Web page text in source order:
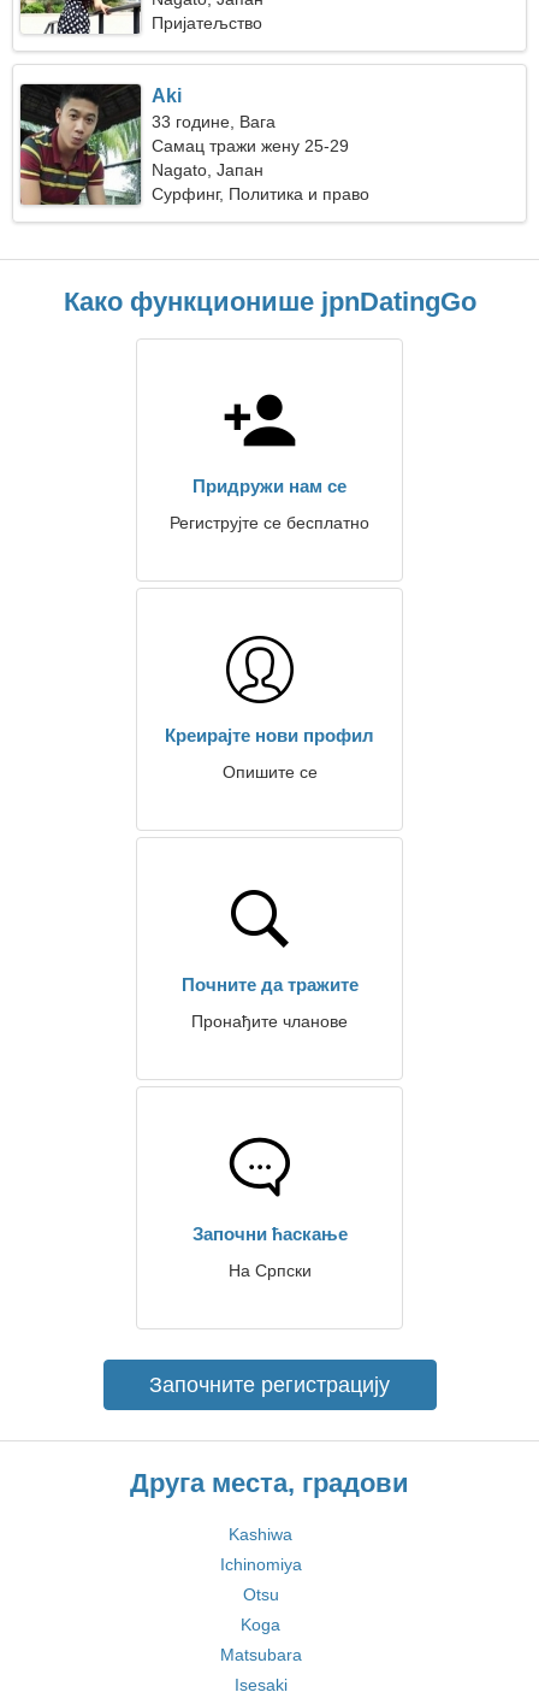
Пријатељство
Aki
33 године, Вага
Самац тражи жену 25-29
Nagato, Јапан
Сурфинг, Политика и право
Како функционише jpnDatingGo
Придружи нам се
Региструјте се бесплатно
Креирајте нови профил
Опишите се
Почните да тражите
Пронађите чланове
Започни ћаскање
На Српски
Започните регистрацију
Друга места, градови
Kashiwa
Ichinomiya
Otsu
Koga
Matsubara
Isesaki